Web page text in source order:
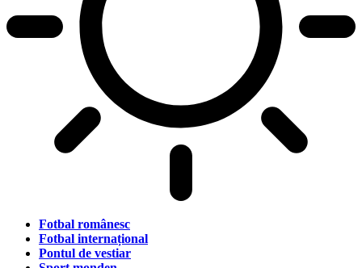
Fotbal românesc
Fotbal internațional
Pontul de vestiar